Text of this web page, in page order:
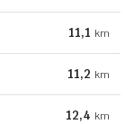
11,1 km
11,2 km
12,4 km